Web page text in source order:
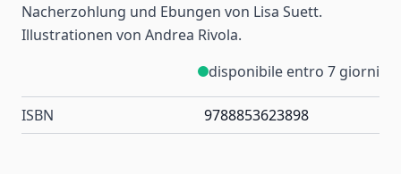
Nacherzohlung und Ebungen von Lisa Suett.
Illustrationen von Andrea Rivola.
disponibile entro 7 giorni
ISBN 9788853623898